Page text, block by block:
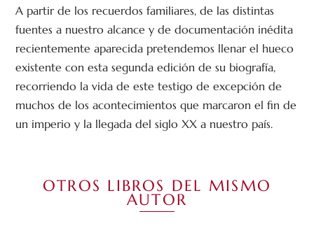
A partir de los recuerdos familiares, de las distintas
fuentes a nuestro alcance y de documentación inédita
recientemente aparecida pretendemos llenar el hueco
existente con esta segunda edición de su biografía,
recorriendo la vida de este testigo de excepción de
muchos de los acontecimientos que marcaron el fin de
un imperio y la llegada del siglo XX a nuestro país.
OTROS LIBROS DEL MISMO
AUTOR